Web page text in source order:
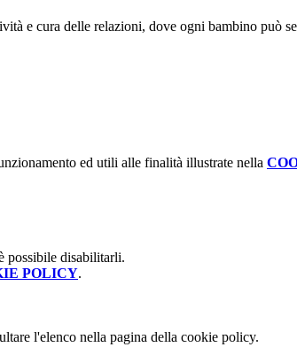
e cura delle relazioni, dove ogni bambino può
ed utili alle finalità illustrate nella
possibile disabilitarli.
POLICY.
l'elenco nella pagina della cookie policy.